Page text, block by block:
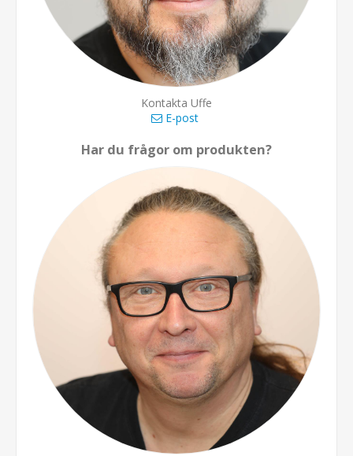
Kontakta Uffe
E-post
Har du frågor om produkten?